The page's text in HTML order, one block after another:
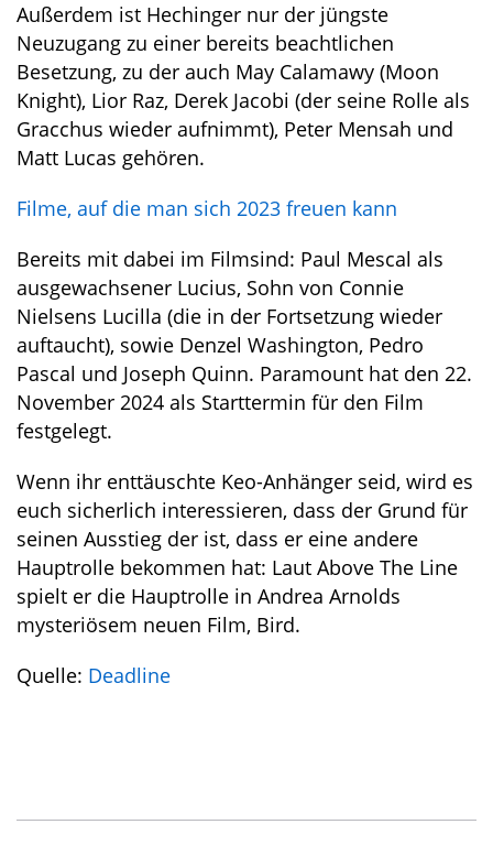
Außerdem ist Hechinger nur der jüngste
Neuzugang zu einer bereits beachtlichen
Besetzung, zu der auch May Calamawy (Moon
Knight), Lior Raz, Derek Jacobi (der seine Rolle als
Gracchus wieder aufnimmt), Peter Mensah und
Matt Lucas gehören.
Filme, auf die man sich 2023 freuen kann
Bereits mit dabei im Filmsind: Paul Mescal als
ausgewachsener Lucius, Sohn von Connie
Nielsens Lucilla (die in der Fortsetzung wieder
auftaucht), sowie Denzel Washington, Pedro
Pascal und Joseph Quinn. Paramount hat den 22.
November 2024 als Starttermin für den Film
festgelegt.
Wenn ihr enttäuschte Keo-Anhänger seid, wird es
euch sicherlich interessieren, dass der Grund für
seinen Ausstieg der ist, dass er eine andere
Hauptrolle bekommen hat: Laut Above The Line
spielt er die Hauptrolle in Andrea Arnolds
mysteriösem neuen Film, Bird.
Quelle: Deadline